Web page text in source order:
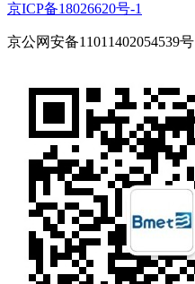
京ICP备18026620号-1
京公网安备11011402054539号